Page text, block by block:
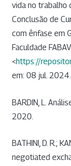
vida no trabalho
Conclusão de
com ênfase em
Faculdade
<https://
em: 08 jul. 2024.
BARDIN, L.
2020.
BATHINI, D. R.;
negotiated